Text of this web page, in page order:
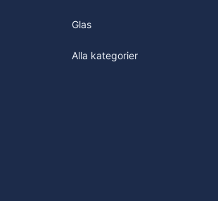
Glas
Alla kategorier